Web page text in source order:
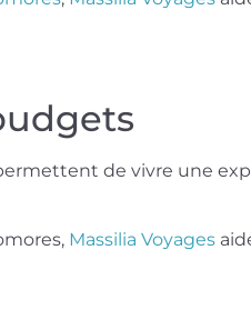
de vivre une
Massilia Voyages